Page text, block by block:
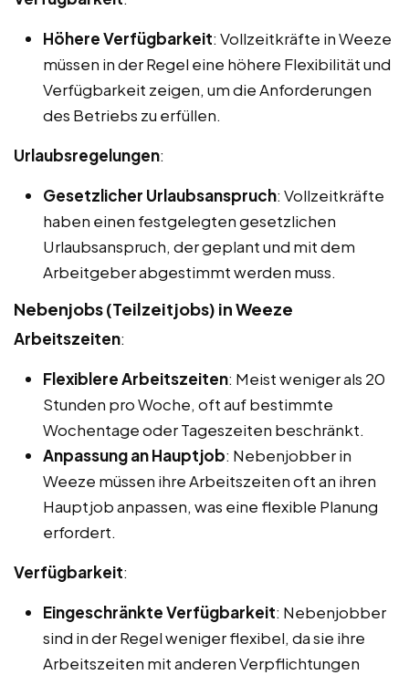
Höhere Verfügbarkeit: Vollzeitkräfte in Weeze
müssen in der Regel eine höhere Flexibilität und
Verfügbarkeit zeigen, um die Anforderungen
des Betriebs zu erfüllen.
Urlaubsregelungen:
Gesetzlicher Urlaubsanspruch: Vollzeitkräfte
haben einen festgelegten gesetzlichen
Urlaubsanspruch, der geplant und mit dem
Arbeitgeber abgestimmt werden muss.
Nebenjobs (Teilzeitjobs) in Weeze
Arbeitszeiten:
Flexiblere Arbeitszeiten: Meist weniger als 20
Stunden pro Woche, oft auf bestimmte
Wochentage oder Tageszeiten beschränkt.
Anpassung an Hauptjob: Nebenjobber in
Weeze müssen ihre Arbeitszeiten oft an ihren
Hauptjob anpassen, was eine flexible Planung
erfordert.
Verfügbarkeit:
Eingeschränkte Verfügbarkeit: Nebenjobber
sind in der Regel weniger flexibel, da sie ihre
Arbeitszeiten mit anderen Verpflichtungen